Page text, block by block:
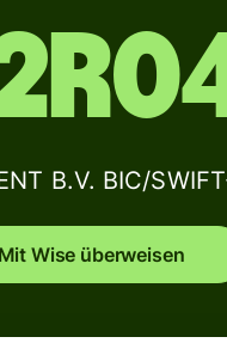
B.V. BIC/
Mit Wise überweisen